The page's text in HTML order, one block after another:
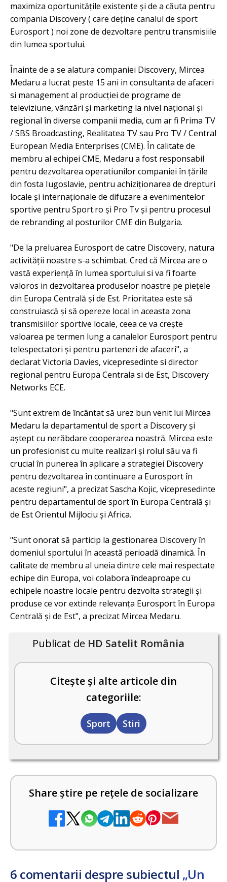
maximiza oportunitățile existente și de a căuta pentru
compania Discovery ( care deține canalul de sport
Eurosport ) noi zone de dezvoltare pentru transmisiile
din lumea sportului.
Înainte de a se alatura companiei Discovery, Mircea
Medaru a lucrat peste 15 ani in consultanta de afaceri
si management al producției de programe de
televiziune, vânzări și marketing la nivel național și
regional în diverse companii media, cum ar fi Prima TV
/ SBS Broadcasting, Realitatea TV sau Pro TV / Central
European Media Enterprises (CME). În calitate de
membru al echipei CME, Medaru a fost responsabil
pentru dezvoltarea operatiunilor companiei în țările
din fosta Iugoslavie, pentru achiziționarea de drepturi
locale și internaționale de difuzare a evenimentelor
sportive pentru Sport.ro și Pro Tv și pentru procesul
de rebranding al posturilor CME din Bulgaria.
"De la preluarea Eurosport de catre Discovery, natura
activității noastre s-a schimbat. Cred că Mircea are o
vastă experiență în lumea sportului si va fi foarte
valoros in dezvoltarea produselor noastre pe piețele
din Europa Centrală și de Est. Prioritatea este să
construiască și să opereze local in aceasta zona
transmisiilor sportive locale, ceea ce va crește
valoarea pe termen lung a canalelor Eurosport pentru
telespectatori și pentru parteneri de afaceri", a
declarat Victoria Davies, vicepresedinte si director
regional pentru Europa Centrala si de Est, Discovery
Networks ECE.
"Sunt extrem de încântat să urez bun venit lui Mircea
Medaru la departamentul de sport a Discovery și
aștept cu nerăbdare cooperarea noastră. Mircea este
un profesionist cu multe realizari și rolul său va fi
crucial în punerea în aplicare a strategiei Discovery
pentru dezvoltarea în continuare a Eurosport în
aceste regiuni", a precizat Sascha Kojic, vicepresedinte
pentru departamentul de sport în Europa Centrală și
de Est Orientul Mijlociu și Africa.
"Sunt onorat să particip la gestionarea Discovery în
domeniul sportului în această perioadă dinamică. În
calitate de membru al uneia dintre cele mai respectate
echipe din Europa, voi colabora îndeaproape cu
echipele noastre locale pentru dezvolta strategii și
produse ce vor extinde relevanța Eurosport în Europa
Centrală și de Est", a precizat Mircea Medaru.
Publicat de HD Satelit România
Citește și alte articole din
categoriile:
Sport Stiri
Share știre pe rețele de socializare
6 comentarii despre subiectul „Un